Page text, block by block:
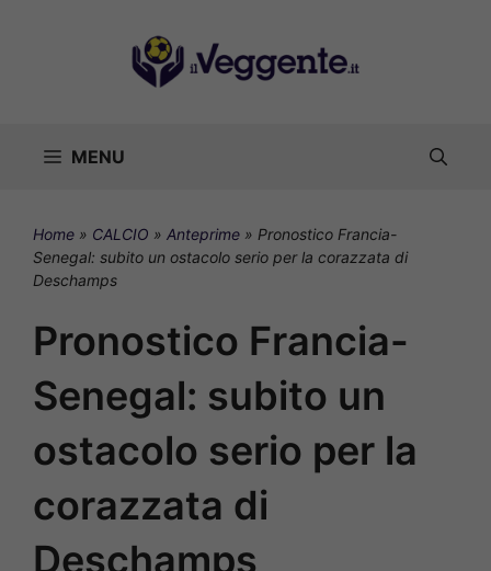
MENU
Home » CALCIO » Anteprime » Pronostico Francia-
Senegal: subito un ostacolo serio per la corazzata di
Deschamps
Pronostico Francia-
Senegal: subito un
ostacolo serio per la
corazzata di
Deschamps